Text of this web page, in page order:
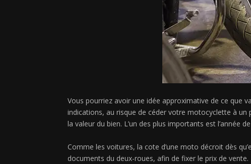
Vous pourriez avoir une idée approximative de ce que
indications, au risque de céder votre motocyclette à
la valeur du bien. L’un des plus importants est l’année
Comme les voitures, la cote d’une moto décroit dès
documents du deux-roues, afin de fixer le prix de vente.